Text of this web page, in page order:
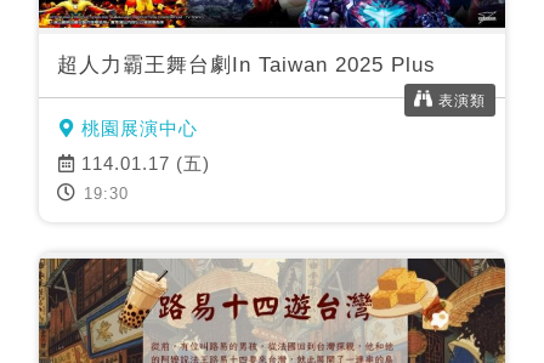
超人力霸王舞台劇In Taiwan 2025 Plus
桃園展演中心
表演類
114.01.17 (五)
19:30